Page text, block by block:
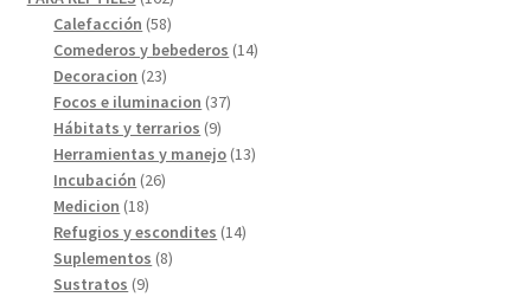
productos
Calefacción 5858
productos
Comederos y bebederos 1414
Decoracion 2323
productos
Focos e iluminacion 3737
Hábitats y terrarios 99
productos
Herramientas y manejo 1313
Incubación 2626
Medicion 1818
productos
Refugios y escondites 1414
Suplementos 88
Sustratos 99